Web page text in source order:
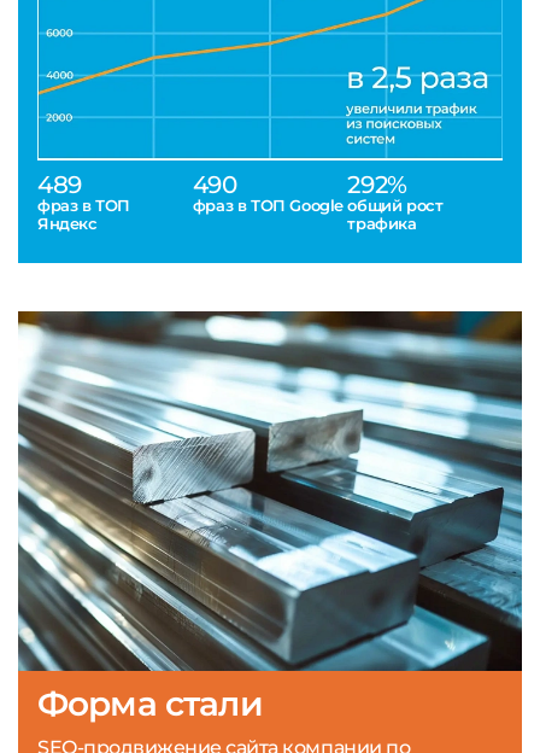
489
фраз в ТОП
Яндекс
490
фраз в ТОП Google
292%
общий рост
трафика
Форма стали
SEO-продвижение сайта компании по